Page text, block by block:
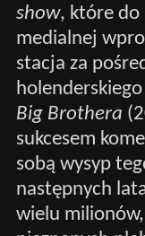
show, które do
medialnej
stacja za
Big Brothera
sukcesem
sobą wysyp
następnych
wielu